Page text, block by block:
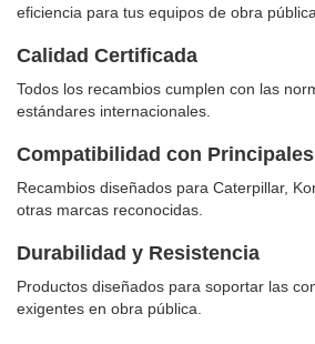
eficiencia para tus equipos de obra pública.
Calidad Certificada
Todos los recambios cumplen con las
estándares internacionales.
Compatibilidad con
Recambios diseñados para Caterpillar,
otras marcas reconocidas.
Durabilidad y Resistencia
Productos diseñados para soportar las
exigentes en obra pública.